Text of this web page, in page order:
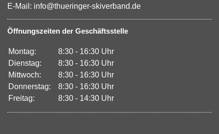
E-Mail: info@thueringer-skiverband.de
Öffnungszeiten der Geschäftsstelle
Montag:
8:30 - 16:30 Uhr
Dienstag:
8:30 - 16:30 Uhr
Mittwoch:
8:30 - 16:30 Uhr
Donnerstag:
8:30 - 16:30 Uhr
Freitag:
8:30 - 14:30 Uhr